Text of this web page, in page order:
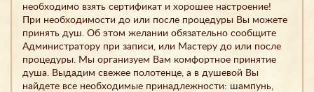
необходимо взять сертификат и хорошее настроение!
При необходимости до или после процедуры Вы можете
принять душ. Об этом желании обязательно сообщите
Администратору при записи, или Мастеру до или после
процедуры. Мы организуем Вам комфортное принятие
душа. Выдадим свежее полотенце, а в душевой Вы
найдете все необходимые принадлежности: шампунь,